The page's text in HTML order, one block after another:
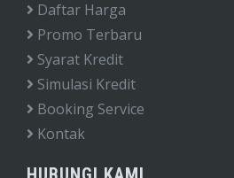
Daftar Harga
Promo Terbaru
Syarat Kredit
Simulasi Kredit
Booking Service
Kontak